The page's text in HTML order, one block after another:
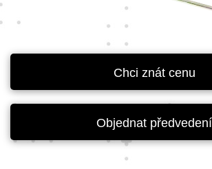
Chci znát cenu
Objednat předvedení